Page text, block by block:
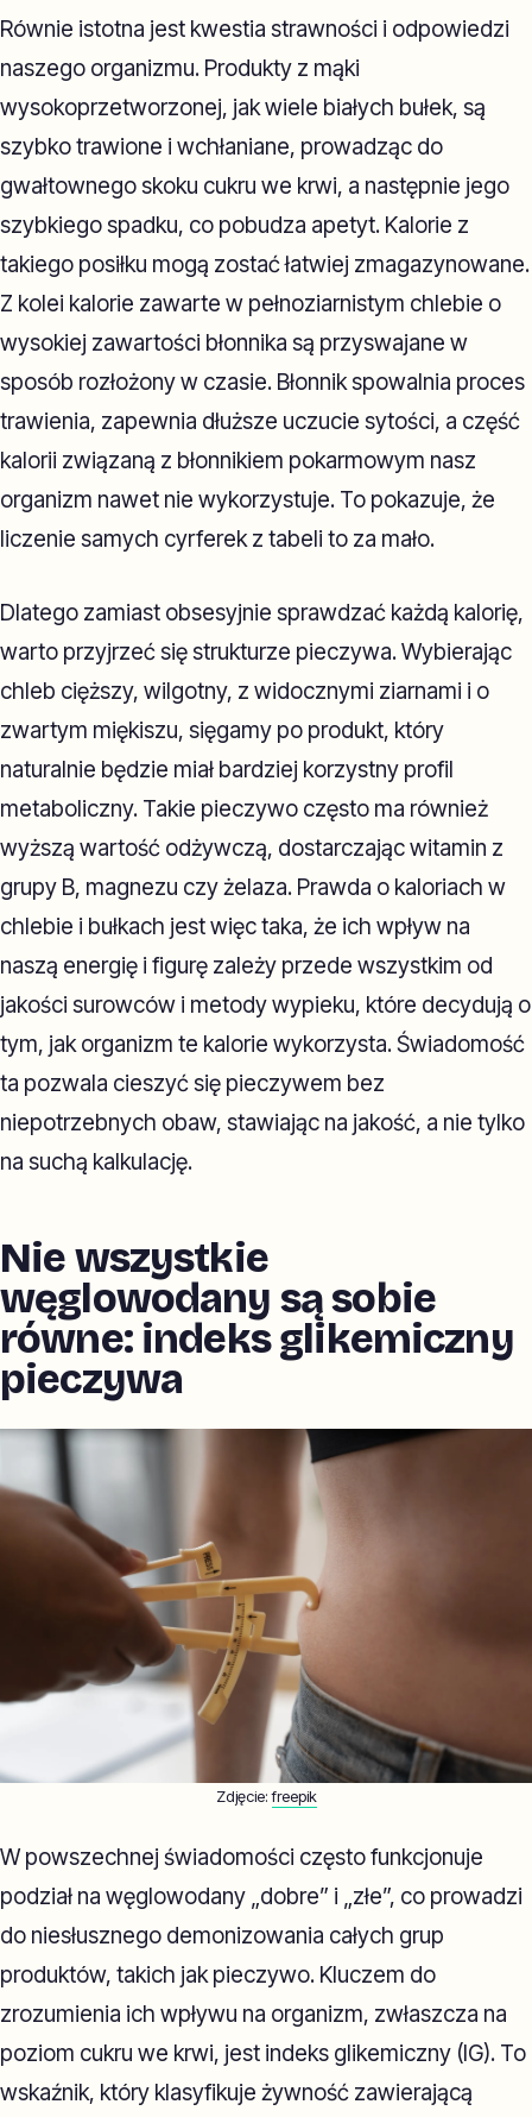
Równie istotna jest kwestia strawności i odpowiedzi
naszego organizmu. Produkty z mąki
wysokoprzetworzonej, jak wiele białych bułek, są
szybko trawione i wchłaniane, prowadząc do
gwałtownego skoku cukru we krwi, a następnie jego
szybkiego spadku, co pobudza apetyt. Kalorie z
takiego posiłku mogą zostać łatwiej zmagazynowane.
Z kolei kalorie zawarte w pełnoziarnistym chlebie o
wysokiej zawartości błonnika są przyswajane w
sposób rozłożony w czasie. Błonnik spowalnia proces
trawienia, zapewnia dłuższe uczucie sytości, a część
kalorii związaną z błonnikiem pokarmowym nasz
organizm nawet nie wykorzystuje. To pokazuje, że
liczenie samych cyrferek z tabeli to za mało.
Dlatego zamiast obsesyjnie sprawdzać każdą kalorię,
warto przyjrzeć się strukturze pieczywa. Wybierając
chleb cięższy, wilgotny, z widocznymi ziarnami i o
zwartym miękiszu, sięgamy po produkt, który
naturalnie będzie miał bardziej korzystny profil
metaboliczny. Takie pieczywo często ma również
wyższą wartość odżywczą, dostarczając witamin z
grupy B, magnezu czy żelaza. Prawda o kaloriach w
chlebie i bułkach jest więc taka, że ich wpływ na
naszą energię i figurę zależy przede wszystkim od
jakości surowców i metody wypieku, które decydują o
tym, jak organizm te kalorie wykorzysta. Świadomość
ta pozwala cieszyć się pieczywem bez
niepotrzebnych obaw, stawiając na jakość, a nie tylko
na suchą kalkulację.
Nie wszystkie
węglowodany są sobie
równe: indeks glikemiczny
pieczywa
Zdjęcie:freepik
W powszechnej świadomości często funkcjonuje
podział na węglowodany „dobre” i „złe”, co prowadzi
do niesłusznego demonizowania całych grup
produktów, takich jak pieczywo. Kluczem do
zrozumienia ich wpływu na organizm, zwłaszcza na
poziom cukru we krwi, jest indeks glikemiczny (IG). To
wskaźnik, który klasyfikuje żywność zawierającą